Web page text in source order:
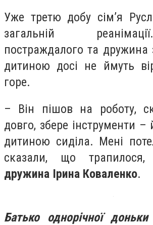
Уже третю добу сім’я
загальній
постраждалого та дружина
дитиною досі не ймуть
горе.
– Він пішов на роботу,
довго, збере інструменти
дитиною сиділа. Мені
сказали, що трапилося,
дружина Ірина Коваленко.
Батько однорічної